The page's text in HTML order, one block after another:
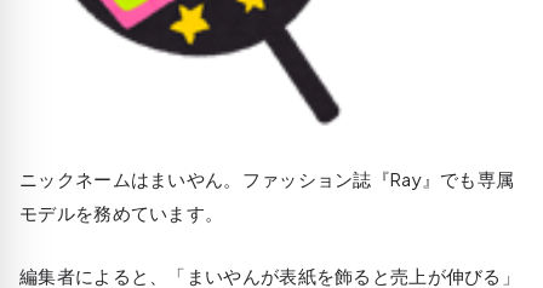
ニックネームはまいやん。ファッション誌『Ray』でも専属
モデルを務めています。
編集者によると、「まいやんが表紙を飾ると売上が伸びる」